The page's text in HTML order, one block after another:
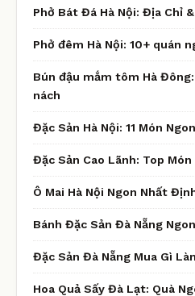
Phở Bát Đá Hà Nội: Địa Chỉ
Phở đêm Hà Nội: 10+ quán
Bún đậu mắm tôm Hà
nách
Đặc Sản Hà Nội: 11 Món
Đặc Sản Cao Lãnh: Top
Ô Mai Hà Nội Ngon Nhất
Bánh Đặc Sản Đà Nẵng
Đặc Sản Đà Nẵng Mua Gì
Hoa Quả Sấy Đà Lạt: Quà